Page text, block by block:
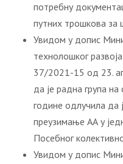
потребну
путних трошкова за
Увидом у допис
технолошког
37/2021-15 од 23.
да је радна група
године одлучила да
преузимање АА у
Посебног
Увидом у допис